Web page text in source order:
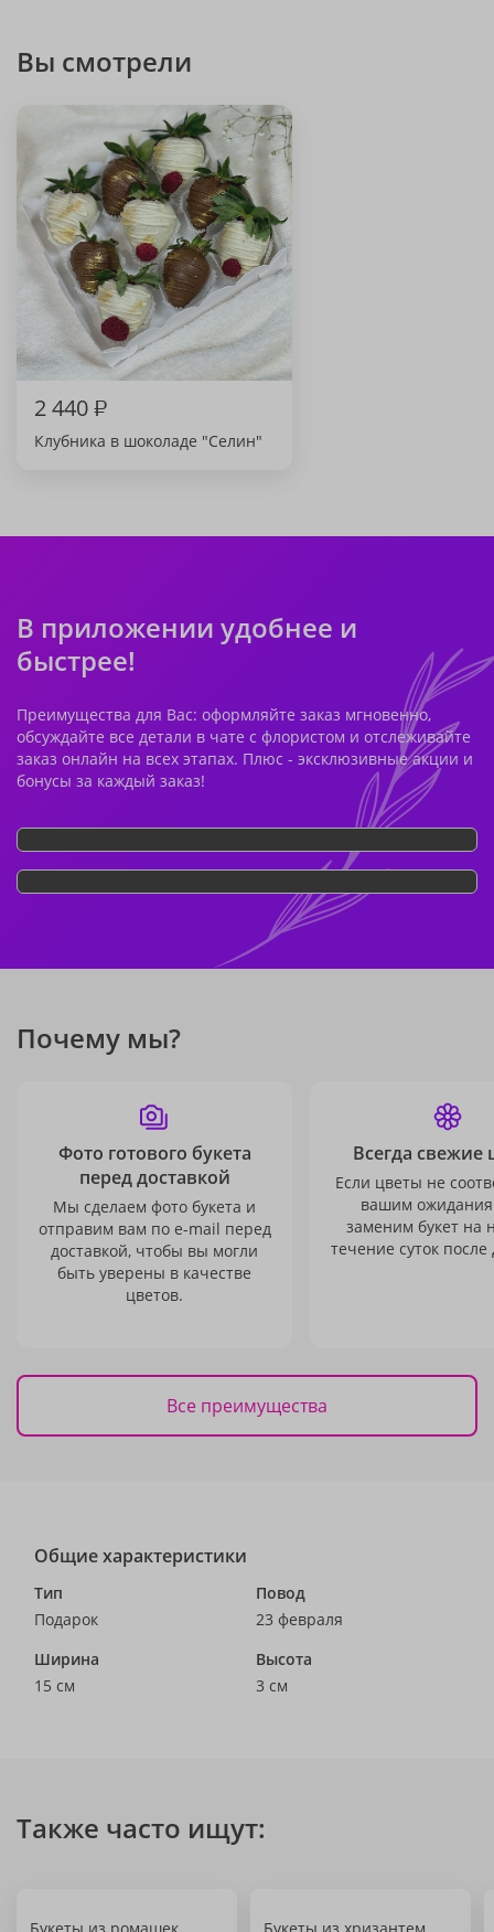
Вы смотрели
2 440₽
Клубника в шоколаде "Селин"
В приложении удобнее и
быстрее!
Преимущества для Вас: оформляйте заказ мгновенно,
обсуждайте все детали в чате с флористом и отслеживайте
заказ онлайн на всех этапах. Плюс - эксклюзивные акции и
бонусы за каждый заказ!
Почему мы?
Фото готового букета
перед доставкой
Мы сделаем фото букета и
отправим вам по e-mail перед
доставкой, чтобы вы могли
быть уверены в качестве
цветов.
Всегда свежие
Если цветы не
вашим
заменим букет на
течение суток после
Все преимущества
Общие характеристики
Тип
Подарок
Повод
23 февраля
Ширина
15 см
Высота
3 см
Также часто ищут: